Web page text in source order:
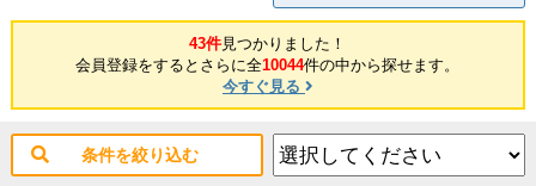
43件見つかりました！
会員登録をするとさらに全10044件の中から探せます。
今すぐ見る
条件を絞り込む